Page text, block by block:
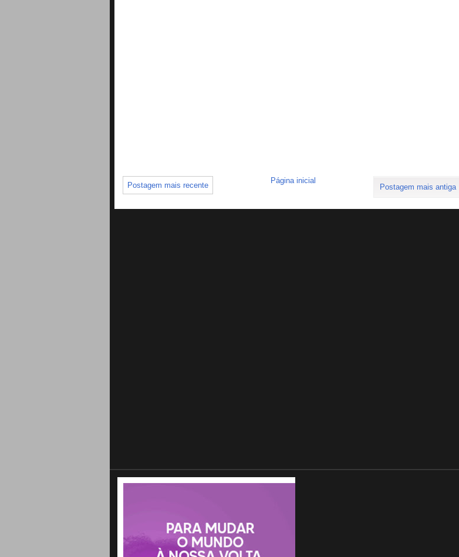
Postagem mais recente Postagem mais antiga
Página inicial